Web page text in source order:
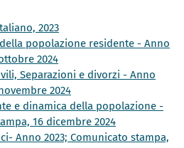
2023
popolazione residente - Anno
2024
Separazioni e divorzi - Anno
2024
e dinamica della popolazione -
16 dicembre 2024
Anno 2023; Comunicato stampa,